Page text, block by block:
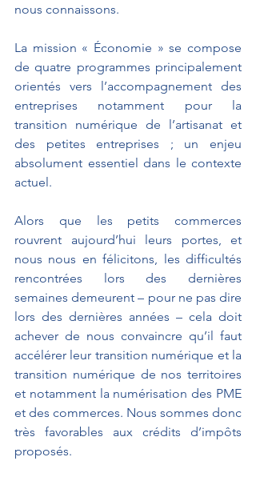
nous connaissons.
La mission « Économie » se compose
de quatre programmes principalement
orientés vers l’accompagnement des
entreprises notamment pour la
transition numérique de l’artisanat et
des petites entreprises ; un enjeu
absolument essentiel dans le contexte
actuel.
Alors que les petits commerces
rouvrent aujourd’hui leurs portes, et
nous nous en félicitons, les difficultés
rencontrées lors des dernières
semaines demeurent – pour ne pas dire
lors des dernières années – cela doit
achever de nous convaincre qu’il faut
accélérer leur transition numérique et la
transition numérique de nos territoires
et notamment la numérisation des PME
et des commerces. Nous sommes donc
très favorables aux crédits d’impôts
proposés.